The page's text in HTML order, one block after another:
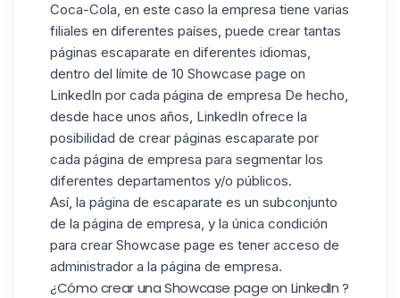
Coca-Cola, en este caso la empresa tiene varias
filiales en diferentes países, puede crear tantas
páginas escaparate en diferentes idiomas,
dentro del límite de 10 Showcase page on
LinkedIn por cada página de empresa De hecho,
desde hace unos años, LinkedIn ofrece la
posibilidad de crear páginas escaparate por
cada página de empresa para segmentar los
diferentes departamentos y/o públicos.
Así, la página de escaparate es un subconjunto
de la página de empresa, y la única condición
para crear Showcase page es tener acceso de
administrador a la página de empresa.
¿Cómo crear una Showcase page on LinkedIn ?